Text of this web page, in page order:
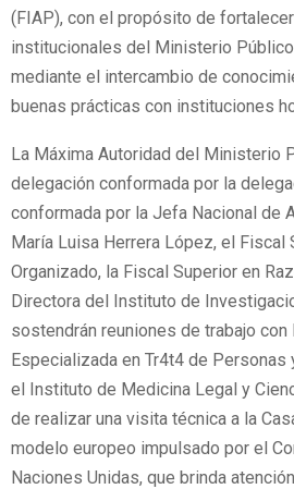
(FIAP), con el propósito de
institucionales del Ministerio
mediante el intercambio de
buenas prácticas con instituciones
La Máxima Autoridad del Ministerio
delegación conformada por la
conformada por la Jefa Nacional de
María Luisa Herrera López, el Fiscal
Organizado, la Fiscal Superior en
Directora del Instituto de
sostendrán reuniones de trabajo con
Especializada en Tr4t4 de Personas
el Instituto de Medicina Legal y
de realizar una visita técnica a la
modelo europeo impulsado por el
Naciones Unidas, que brinda